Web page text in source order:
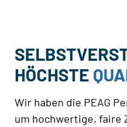
HÖCHSTE
Wir haben die PEAG
um hochwertige, faire